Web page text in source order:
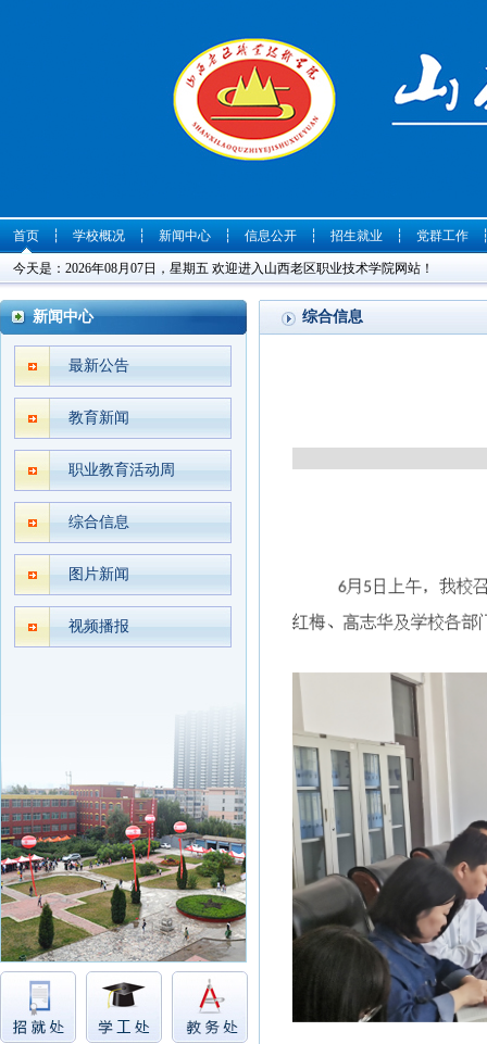
首页
今天是：2026年08月07日，星期五 欢迎进入山西老区职业技术学院网站！
┆ 学校概况 ┆ 新闻中心 ┆ 信息公开 ┆ 招生就业 ┆ 党群工作
新闻中心
最新公告
教育新闻
职业教育活动周
综合信息
图片新闻
视频播报
综合信息